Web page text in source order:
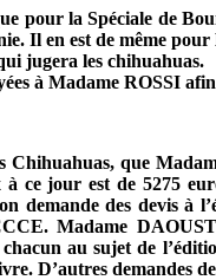
pour la Spéciale de
Il en est de même
jugera les chihuahuas.
à Madame ROSSI
que
à ce jour est de 5275
demande des devis à
Madame
au sujet de
D’autres demandes